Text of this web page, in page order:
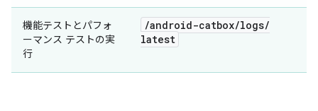
機能テストとパフォ
ーマンス テストの実
行
/android-catbox/logs/
latest